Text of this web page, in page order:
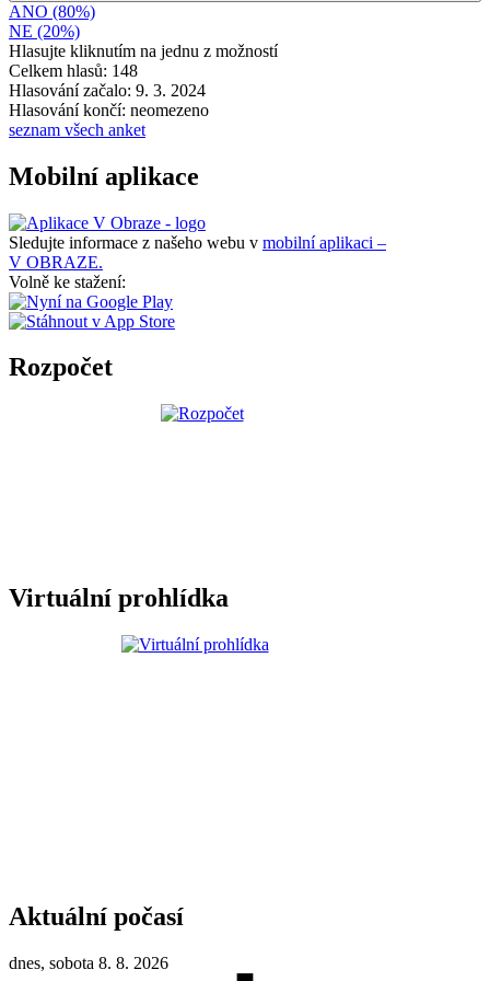
ANO (80%)
NE (20%)
Hlasujte kliknutím na jednu z možností
Celkem hlasů: 148
Hlasování začalo: 9. 3. 2024
Hlasování končí: neomezeno
seznam všech anket
Mobilní aplikace
Sledujte informace z našeho webu v mobilní aplikaci –
V OBRAZE.
Volně ke stažení:
Rozpočet
Virtuální prohlídka
Aktuální počasí
dnes, sobota 8. 8. 2026